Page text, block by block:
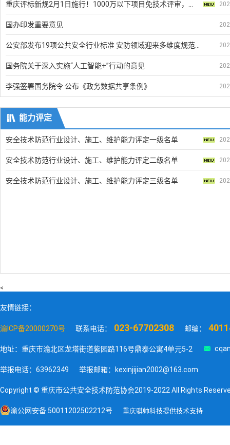
国办印发重要意见
国务院关于深入实施“人工智能+”行动的意见
李强签署国务院令 公布《政务数据共享条例》
 能力评定
安全技术防范行业设计、施工、维护能力评定一级名单
安全技术防范行业设计、施工、维护能力评定二级名单
安全技术防范行业设计、施工、维护能力评定三级名单
<
友情链接：
渝ICP备20000270号 联系电话： 023-67702308 邮编：
地址：重庆市渝北区龙塔街道紫园路116号鼎泰公寓4单元5-2 
举报电话：63962349 举报邮箱：kexinjijian2002@163.com
Copyright © 重庆市公共安全技术防范协会2019-2022 All Rights
渝公网安备 50011202502212号 重庆骐帅科技提供技术支持